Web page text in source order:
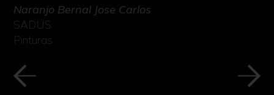
Naranjo Bernal Jose Carlos
SADUS
Pinturas